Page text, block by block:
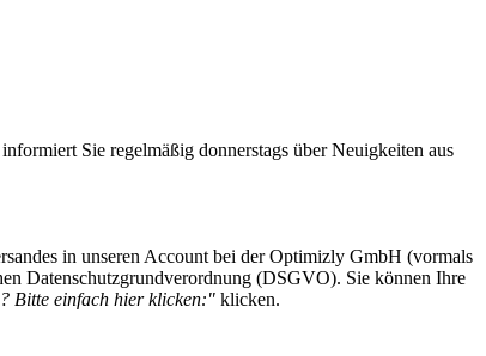
Sie regelmäßig donnerstags über Neuigkeiten aus
in unseren Account bei der Optimizly GmbH (vormals
Datenschutzgrundverordnung (DSGVO). Sie können Ihre
Bitte einfach hier klicken:" klicken.